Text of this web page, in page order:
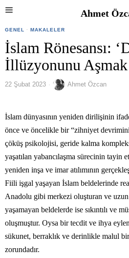
Ahmet
GENEL · MAKALELER
İslam Rönesansı:
İllüzyonunu Aşmak
22 Şubat 2023 Ahmet Özcan
İslam dünyasının yeniden dirilişinin
önce ve öncelikle bir “zihniyet
çöküş psikolojisi, geride kalma
yaşatılan yabancılaşma sürecinin tayin
yeniden inşa ve imar atılımının
Fiili işgal yaşayan İslam beldelerinde
Anadolu gibi merkezi oluşturan ve
yaşamayan beldelerde ise sıkıntılı ve
oluşmuştur. Oysa bir tecdit ve ihya
sükunet, berraklık ve derinlikle malul
zorundadır.